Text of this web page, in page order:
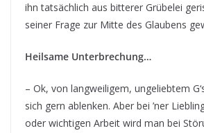
ihn tatsächlich aus bitterer Grübelei
seiner Frage zur Mitte des Glaubens
Heilsame Unterbrechung…
– Ok, von langweiligem, ungeliebtem
sich gern ablenken. Aber bei ’ner
oder wichtigen Arbeit wird man bei